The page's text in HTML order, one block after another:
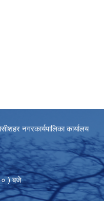
नगरकार्यपालिका कार्यालय
) बजे